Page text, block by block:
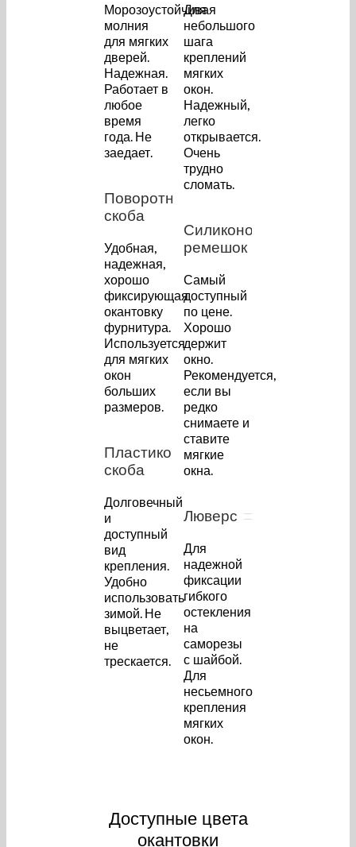
Морозоустойчивая
молния
для мягких
дверей.
Надежная.
Работает в
любое
время
года. Не
заедает.
Поворотная
скоба
Удобная,
надежная,
хорошо
фиксирующая
окантовку
фурнитура.
Используется
для мягких
окон
больших
размеров.
Пластиковая
скоба
Долговечный
и
доступный
вид
крепления.
Удобно
использовать
зимой. Не
выцветает,
не
трескается.
Для
небольшого
шага
креплений
мягких
окон.
Надежный,
легко
открывается.
Очень
трудно
сломать.
Силиконовый
ремешок
Самый
доступный
по цене.
Хорошо
держит
окно.
Рекомендуется,
если вы
редко
снимаете и
ставите
мягкие
окна.
Люверс
Для
надежной
фиксации
гибкого
остекления
на
саморезы
с шайбой.
Для
несьемного
крепления
мягких
окон.
Доступные цвета
окантовки